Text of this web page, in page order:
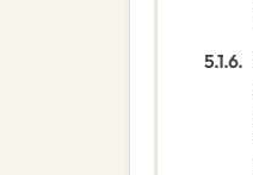
5.1.6.